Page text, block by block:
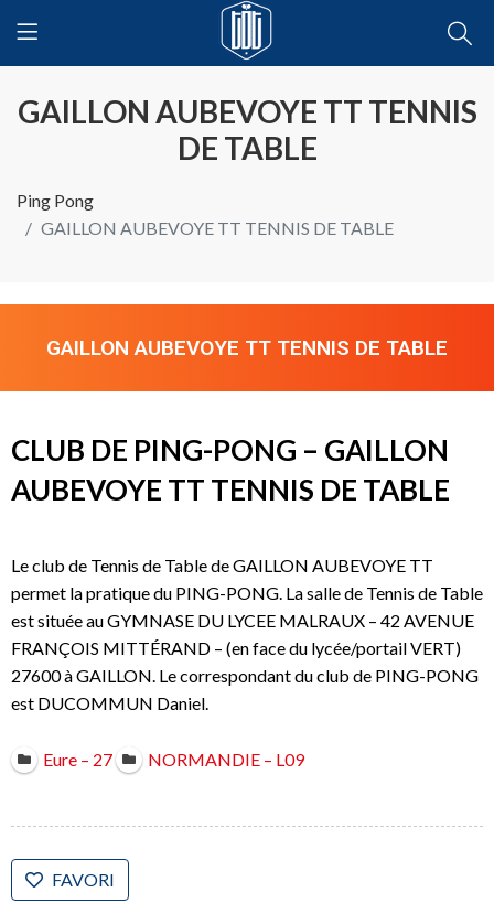
GAILLON AUBEVOYE TT TENNIS
DE TABLE
Ping Pong
GAILLON AUBEVOYE TT TENNIS DE TABLE
GAILLON AUBEVOYE TT TENNIS DE TABLE
CLUB DE PING-PONG – GAILLON
AUBEVOYE TT TENNIS DE TABLE
Le club de Tennis de Table de GAILLON AUBEVOYE TT
permet la pratique du PING-PONG. La salle de Tennis de Table
est située au GYMNASE DU LYCEE MALRAUX – 42 AVENUE
FRANÇOIS MITTÉRAND – (en face du lycée/portail VERT)
27600 à GAILLON. Le correspondant du club de PING-PONG
est DUCOMMUN Daniel.
Eure – 27 NORMANDIE – L09
FAVORI